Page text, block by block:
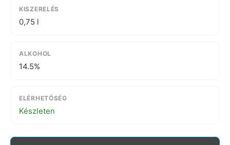
KISZERELÉS
0,75 l
ALKOHOL
14.5%
ELÉRHETŐSÉG
Készleten